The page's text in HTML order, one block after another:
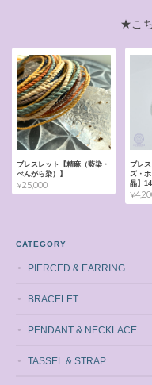
★こ
ブレスレット【精麻（藍染・
べんがら染）】
¥25,000
ブレ
ズ・
晶】
CATEGORY
PIERCED & EARRING
BRACELET
PENDANT & NECKLACE
TASSEL & STRAP